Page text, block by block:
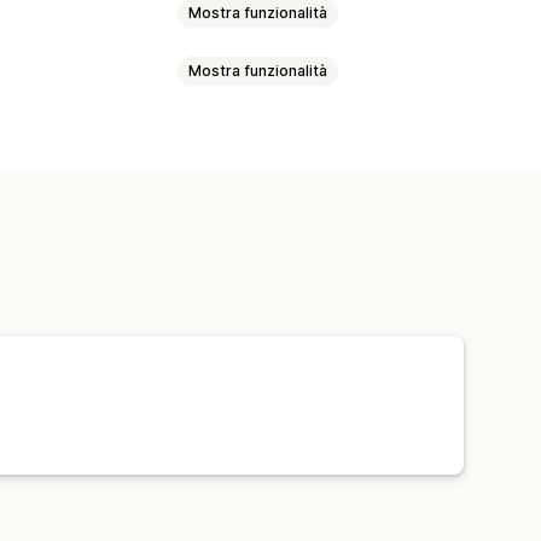
Mostra funzionalità
Mostra funzionalità